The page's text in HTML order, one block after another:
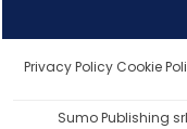
Privacy Policy Cookie
Sumo Publishing